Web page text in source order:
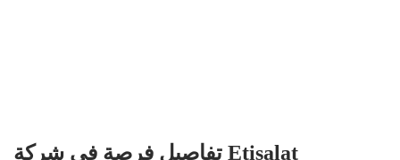
تفاصيل فرصة فى شركة Etisalat